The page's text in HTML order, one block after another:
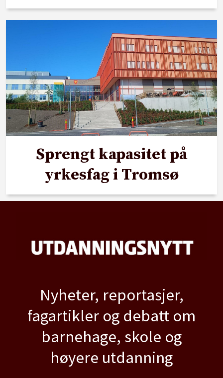
Sprengt kapasitet på
yrkesfag i Tromsø
Nyheter, reportasjer,
fagartikler og debatt om
barnehage, skole og
høyere utdanning